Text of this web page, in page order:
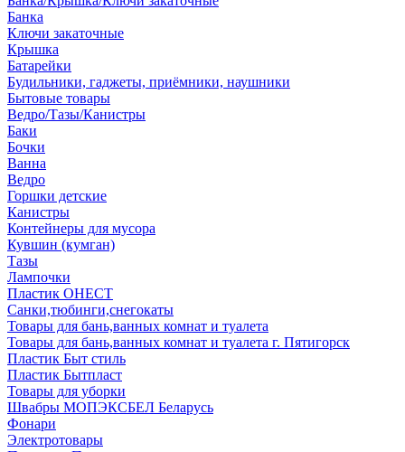
Банка
Ключи закаточные
Крышка
Батарейки
Будильники, гаджеты, приёмники, наушники
Бытовые товары
Ведро/Тазы/Канистры
Баки
Бочки
Ванна
Ведро
Горшки детские
Канистры
Контейнеры для мусора
Кувшин (кумган)
Тазы
Лампочки
Пластик ОНЕСТ
Санки,тюбинги,снегокаты
Товары для бань,ванных комнат и туалета
Товары для бань,ванных комнат и туалета г. Пятигорск
Пластик Быт стиль
Пластик Бытпласт
Товары для уборки
Швабры МОПЭКСБЕЛ Беларусь
Фонари
Электротовары